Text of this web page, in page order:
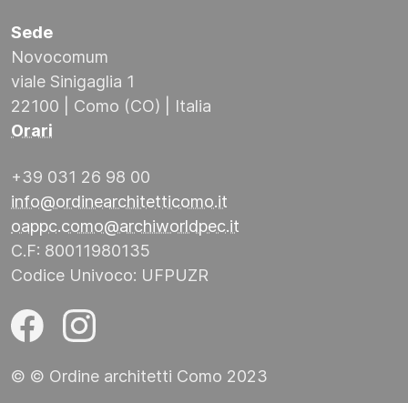
Sede
Novocomum
viale Sinigaglia 1
22100 | Como (CO) | Italia
Orari
+39 031 26 98 00
info@ordinearchitetticomo.it
oappc.como@archiworldpec.it
C.F: 80011980135
Codice Univoco: UFPUZR
© © Ordine architetti Como 2023